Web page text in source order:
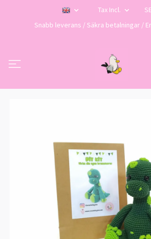
Tax Incl.
Snabb leverans / Säkra betalningar /